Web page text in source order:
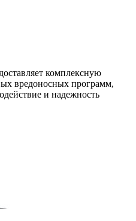
комплексную
вредоносных программ,
и надежность